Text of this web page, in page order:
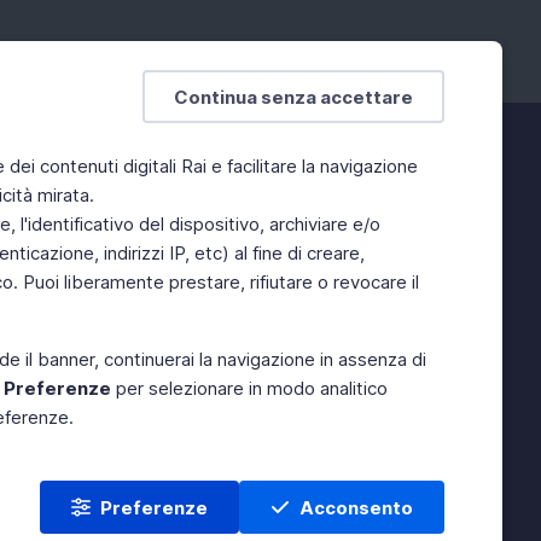
Continua senza accettare
contenuti digitali Rai e facilitare la navigazione
mirata.
l'identificativo del dispositivo, archiviare e/o
indirizzi IP, etc) al fine di creare,
Puoi liberamente prestare, rifiutare o revocare il
il banner, continuerai la navigazione in assenza di
Preferenze per selezionare in modo analitico
Preferenze Acconsento